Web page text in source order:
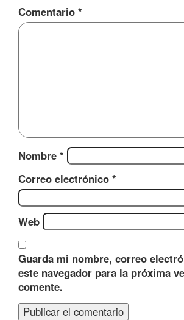
Comentario *
Nombre *
Correo electrónico *
Web
Guarda mi nombre, correo
este navegador para la próxima
comente.